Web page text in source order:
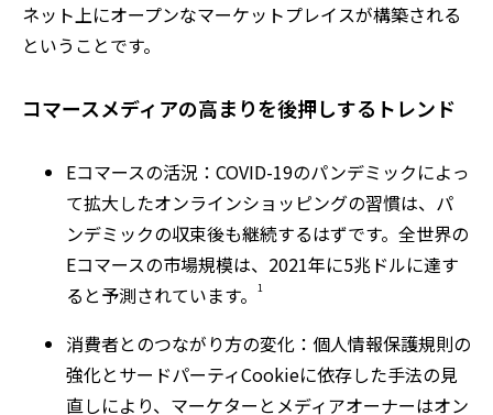
ネット上にオープンなマーケットプレイスが構築される
ということです。
コマースメディアの高まりを後押しするトレンド
Eコマースの活況：COVID-19のパンデミックによっ
て拡大したオンラインショッピングの習慣は、パ
ンデミックの収束後も継続するはずです。全世界の
Eコマースの市場規模は、2021年に5兆ドルに達す
ると予測されています。
1
消費者とのつながり方の変化：個人情報保護規則の
強化とサードパーティCookieに依存した手法の見
直しにより、マーケターとメディアオーナーはオン